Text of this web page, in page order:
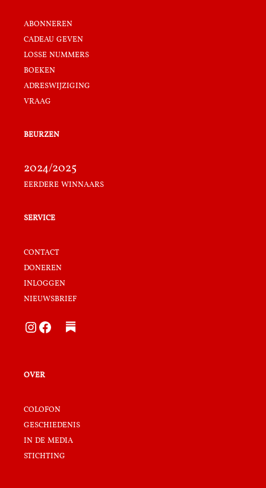
abonneren
cadeau geven
losse nummers
boeken
adreswijziging
vraag
beurzen
2024/2025
eerdere winnaars
service
contact
doneren
inloggen
nieuwsbrief
Instagram Facebook
over
colofon
geschiedenis
in de media
stichting